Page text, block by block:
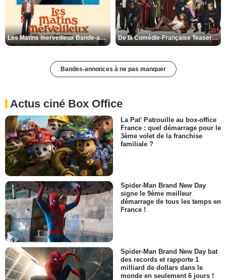
Les Matins merveilleux Bande-annonce VF De la Comédie-Française Teaser VF
Bandes-annonces à ne pas manquer
Actus ciné Box Office
La Pat' Patrouille au box-office
France : quel démarrage pour le
3ème volet de la franchise
familiale ?
Spider-Man Brand New Day
signe le 9ème meilleur
démarrage de tous les temps en
France !
Spider-Man Brand New Day bat
des records et rapporte 1
milliard de dollars dans le
monde en seulement 6 jours !